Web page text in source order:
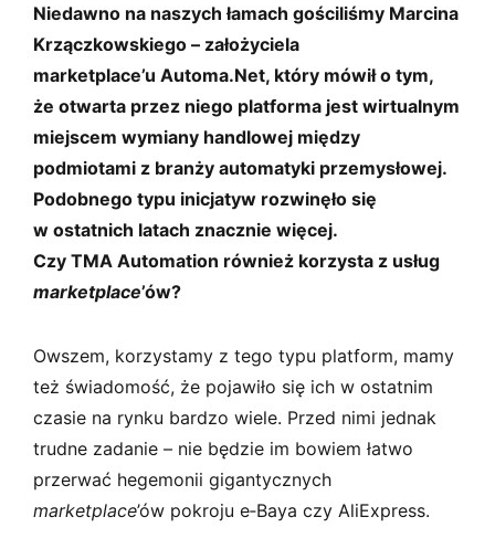
Niedawno na naszych łamach gościliśmy Marcina
Krzączkowskiego – założyciela
marketplace’u Automa⁠.⁠Net, który mówił o tym,
że otwarta przez niego platforma jest wirtualnym
miejscem wymiany handlowej między
podmiotami z branży automatyki przemysłowej.
Podobnego typu inicjatyw rozwinęło się
w ostatnich latach znacznie więcej.
Czy TMA Automation również korzysta z usług
marketplace’ów?
Owszem, korzystamy z tego typu platform, mamy
też świadomość, że pojawiło się ich w ostatnim
czasie na rynku bardzo wiele. Przed nimi jednak
trudne zadanie – nie będzie im bowiem łatwo
przerwać hegemonii gigantycznych
marketplace’ów pokroju e‑Baya czy AliExpress.